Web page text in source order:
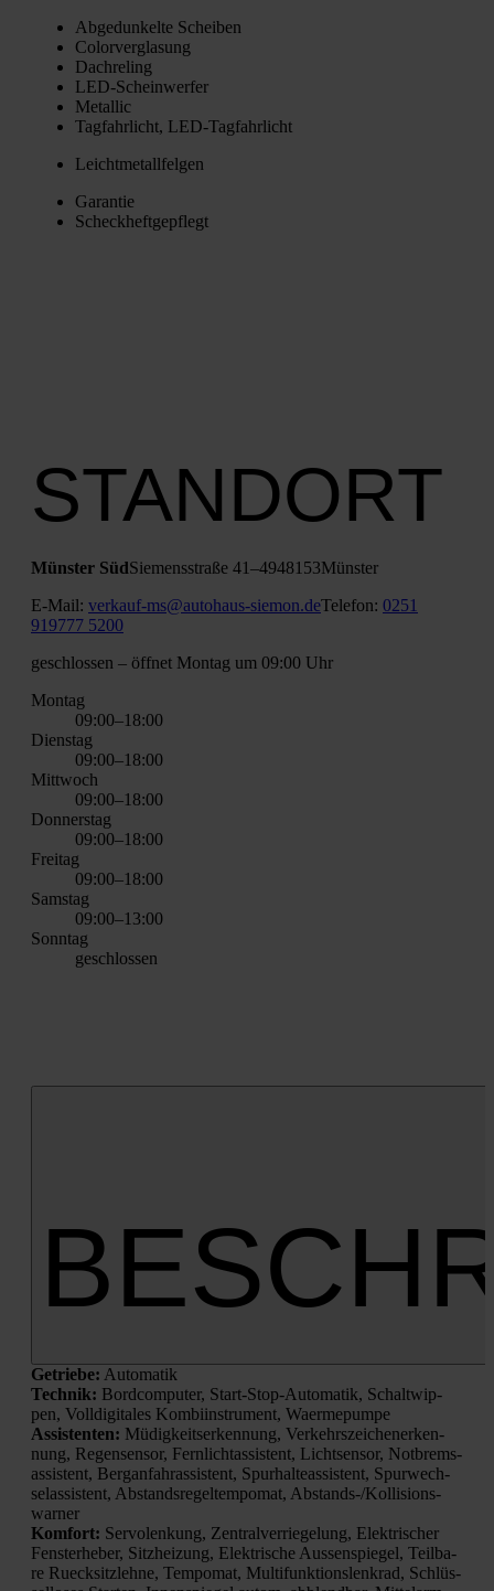
Abge­dun­kel­te Schei­ben
Color­ver­gla­sung
Dach­re­ling
LED-Schein­wer­fer
Metal­lic
Tag­fahr­licht, LED-Tag­fahr­licht
Leicht­me­tall­fel­gen
Garan­tie
Scheck­heft­ge­pflegt
STANDORT
Müns­ter SüdSie­mens­stra­ße 41–4948153Müns­ter
E‑Mail: verkauf-ms@autohaus-siemon.deTele­fon: 0251
919777 5200
geschlos­sen – öff­net Mon­tag um 09:00 Uhr
Mon­tag
09:00–18:00
Diens­tag
09:00–18:00
Mitt­woch
09:00–18:00
Don­ners­tag
09:00–18:00
Frei­tag
09:00–18:00
Sams­tag
09:00–13:00
Sonn­tag
geschlos­sen
Getrie­be: Auto­ma­tik
Tech­nik: Bord­com­pu­ter, Start-Stop-Auto­ma­tik, Schalt­wip­
pen, Voll­di­gi­ta­les Kom­bi­in­stru­ment, Waer­me­pum­pe
Assis­ten­ten: Müdig­keits­er­ken­nung, Ver­kehrs­zei­chen­er­ken­
nung, Regen­sen­sor, Fern­licht­as­sis­tent, Licht­sen­sor, Not­brems­
as­sis­tent, Berg­an­fahr­as­sis­tent, Spur­hal­te­as­sis­tent, Spur­wech­
se­las­sis­tent, Abstands­re­gel­tem­po­mat, Abstands-/Kol­li­si­ons­
war­ner
Kom­fort: Ser­vo­len­kung, Zen­tral­ver­rie­ge­lung, Elek­tri­scher
Fens­ter­he­ber, Sitz­hei­zung, Elek­tri­sche Aus­sen­spie­gel, Teil­ba­
re Rueck­sitz­leh­ne, Tem­po­mat, Mul­ti­funk­ti­ons­lenk­rad, Schlüs­